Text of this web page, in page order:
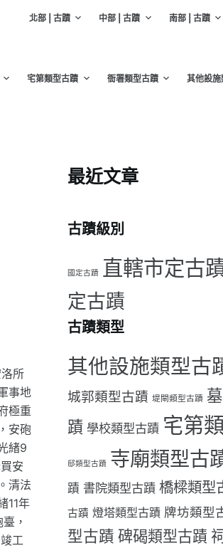
北部 | 古蹟 中部 | 古蹟 南部 | 古蹟
宅第類型古蹟 衙署類型古蹟 其他設
所
事地
極重
安砲
緒9
安
清法
11年
，
工
最近文章
古蹟級別
國定古蹟 直轄市定古
定古蹟
古蹟類型
其他設施類型古
城郭類型古蹟 堤閘類型古蹟
蹟 學校類型古蹟 宅第
邸類型古蹟 寺廟類型古
蹟 書院類型古蹟 橋樑類型
古蹟 燈塔類型古蹟 牌坊類型
型古蹟 碑碣類型古蹟